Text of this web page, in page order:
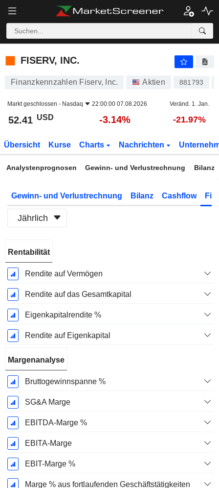
FISERV, INC.
FISERV, INC.
Finanzkennzahlen Fiserv, Inc. Aktien 881793
Markt geschlossen - Nasdaq 22:00:00 07.08.2026 Veränd. 1. Jan.
52.41 USD -3.14% -21.97%
Übersicht Kurse Charts Nachrichten
Analystenprognosen Gewinn- und Verlustrechnung Bilanz
Gewinn- und Verlustrechnung Bilanz Cashflow
Jährlich
Geschäftsjahres:
Dezember
Rentabilität
Rendite auf Vermögen
Rendite auf das Gesamtkapital
Eigenkapitalrendite %
Rendite auf Eigenkapital
Margenanalyse
Bruttogewinnspanne %
SG&A Marge
EBITDA-Marge %
EBITA-Marge
EBIT-Marge %
Marge % aus fortlaufenden Geschäftstätigkeiten